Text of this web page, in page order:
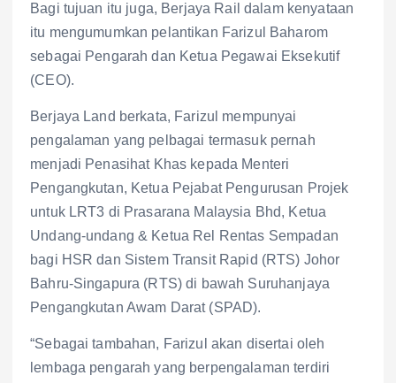
Bagi tujuan itu juga, Berjaya Rail dalam kenyataan
itu mengumumkan pelantikan Farizul Baharom
sebagai Pengarah dan Ketua Pegawai Eksekutif
(CEO).
Berjaya Land berkata, Farizul mempunyai
pengalaman yang pelbagai termasuk pernah
menjadi Penasihat Khas kepada Menteri
Pengangkutan, Ketua Pejabat Pengurusan Projek
untuk LRT3 di Prasarana Malaysia Bhd, Ketua
Undang-undang & Ketua Rel Rentas Sempadan
bagi HSR dan Sistem Transit Rapid (RTS) Johor
Bahru-Singapura (RTS) di bawah Suruhanjaya
Pengangkutan Awam Darat (SPAD).
“Sebagai tambahan, Farizul akan disertai oleh
lembaga pengarah yang berpengalaman terdiri